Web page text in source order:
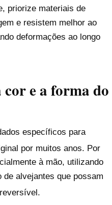
priorize materiais de
e resistem melhor ao
deformações ao longo
e a forma do
específicos para
por muitos anos. Por
à mão, utilizando
de alvejantes que possam
.